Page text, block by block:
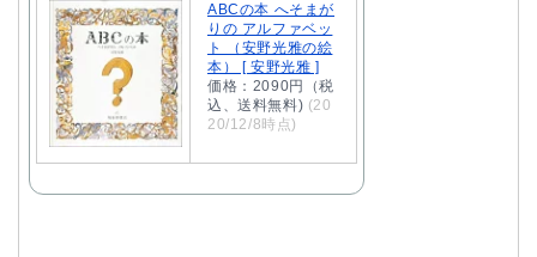
ABCの本 へそまが
りの アルファベッ
ト （安野光雅の絵
本） [ 安野光雅 ]
価格：2090円（税
込、送料無料) (20
20/12/8時点)